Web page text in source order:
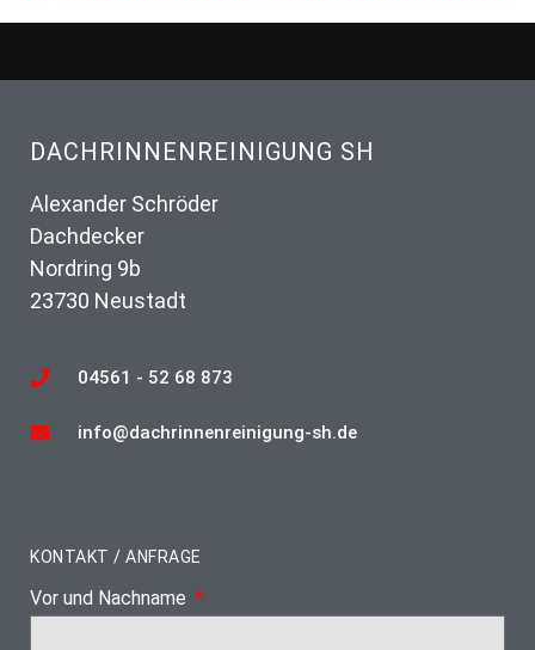
DACHRINNENREINIGUNG SH
Alexander Schröder
Dachdecker
Nordring 9b
23730 Neustadt
04561 - 52 68 873
info@dachrinnenreinigung-sh.de
KONTAKT / ANFRAGE
Vor und Nachname